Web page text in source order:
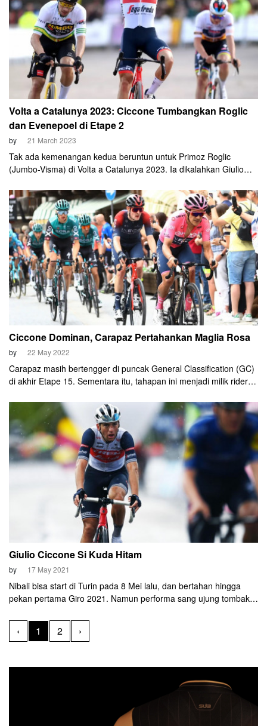
Volta a Catalunya 2023: Ciccone Tumbangkan Roglic
dan Evenepoel di Etape 2
by 21 March 2023
Tak ada kemenangan kedua beruntun untuk Primoz Roglic
(Jumbo-Visma) di Volta a Catalunya 2023. Ia dikalahkan Giulio
Ciccone Dominan, Carapaz Pertahankan Maglia Rosa
by 22 May 2022
Carapaz masih bertengger di puncak General Classification (GC)
di akhir Etape 15. Sementara itu, tahapan ini menjadi milik rider
Giulio Ciccone Si Kuda Hitam
by 17 May 2021
Nibali bisa start di Turin pada 8 Mei lalu, dan bertahan hingga
pekan pertama Giro 2021. Namun performa sang ujung tombak
satu pembalap Trek-Segafredo yang cukup kompetitif. Namanya
Giulio Ciccone.
‹ 1 2 ›